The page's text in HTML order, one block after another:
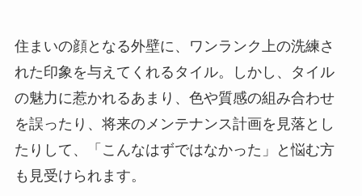
住まいの顔となる外壁に、ワンランク上の洗練さ
れた印象を与えてくれるタイル。しかし、タイル
の魅力に惹かれるあまり、色や質感の組み合わせ
を誤ったり、将来のメンテナンス計画を見落とし
たりして、「こんなはずではなかった」と悩む方
も見受けられます。